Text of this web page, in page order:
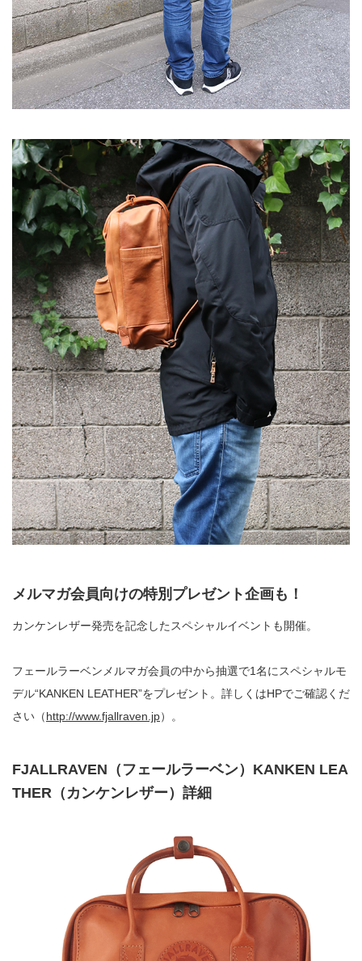
メルマガ会員向けの特別プレゼント企画も！
カンケンレザー発売を記念したスペシャルイベントも開催。
フェールラーベンメルマガ会員の中から抽選で1名にスペシャルモ
デル“KANKEN LEATHER”をプレゼント。詳しくはHPでご確認くだ
さい（http://www.fjallraven.jp）。
FJALLRAVEN（フェールラーベン）KANKEN LEA
THER（カンケンレザー）詳細